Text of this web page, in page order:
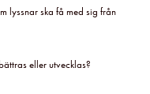
lyssnar ska få med sig från
eller utvecklas?